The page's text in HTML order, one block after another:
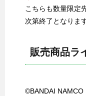
こちらも数量限定
次第終了となります
販売商品ラ
©BANDAI NAMCO